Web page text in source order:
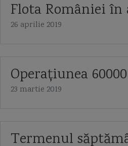
Flota României în
26 aprilie 2019
Operaţiunea 60000
23 martie 2019
Termenul